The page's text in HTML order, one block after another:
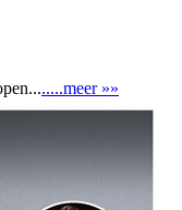
.....meer »»